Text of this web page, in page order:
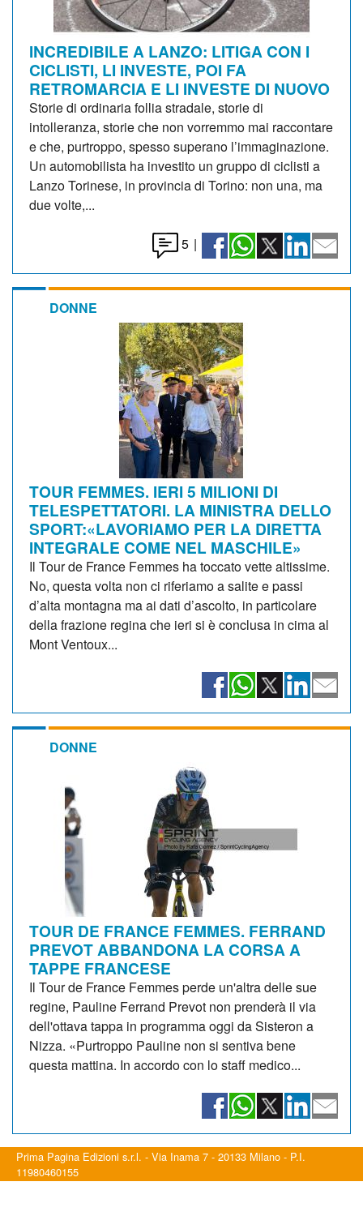
INCREDIBILE A LANZO: LITIGA CON I
CICLISTI, LI INVESTE, POI FA
RETROMARCIA E LI INVESTE DI NUOVO
Storie di ordinaria follia stradale, storie di
intolleranza, storie che non vorremmo mai raccontare
e che, purtroppo, spesso superano l’immaginazione.
Un automobilista ha investito un gruppo di ciclisti a
Lanzo Torinese, in provincia di Torino: non una, ma
due volte,...
5 |
DONNE
TOUR FEMMES. IERI 5 MILIONI DI
TELESPETTATORI. LA MINISTRA DELLO
SPORT:«LAVORIAMO PER LA DIRETTA
INTEGRALE COME NEL MASCHILE»
Il Tour de France Femmes ha toccato vette altissime.
No, questa volta non ci riferiamo a salite e passi
d’alta montagna ma ai dati d’ascolto, in particolare
della frazione regina che ieri si è conclusa in cima al
Mont Ventoux...
DONNE
TOUR DE FRANCE FEMMES. FERRAND
PREVOT ABBANDONA LA CORSA A
TAPPE FRANCESE
Il Tour de France Femmes perde un'altra delle sue
regine, Pauline Ferrand Prevot non prenderà il via
dell'ottava tappa in programma oggi da Sisteron a
Nizza. «Purtroppo Pauline non si sentiva bene
questa mattina. In accordo con lo staff medico...
Prima Pagina Edizioni s.r.l. - Via Inama 7 - 20133 Milano - P.I.
11980460155